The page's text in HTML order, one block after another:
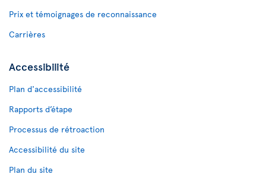
Prix et témoignages de reconnaissance
Carrières
Accessibilité
Plan d'accessibilité
Rapports d’étape
Processus de rétroaction
Accessibilité du site
Plan du site